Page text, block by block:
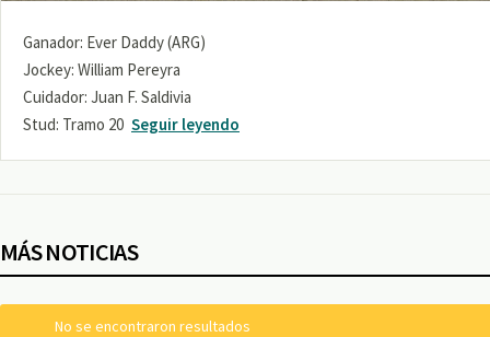
Ganador: Ever Daddy (ARG)
Jockey: William Pereyra
Cuidador: Juan F. Saldivia
Stud: Tramo 20 Seguir leyendo
MÁS NOTICIAS
No se encontraron resultados